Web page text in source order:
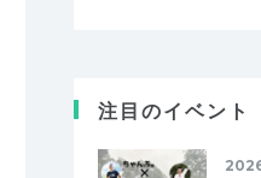
注目のイベント